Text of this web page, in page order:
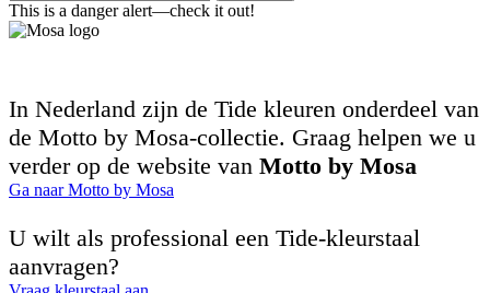
This is a danger alert—check it out!
In Nederland zijn de Tide kleuren onderdeel van
de Motto by Mosa-collectie. Graag helpen we u
verder op de website van Motto by Mosa
Ga naar Motto by Mosa
U wilt als professional een Tide-kleurstaal
aanvragen?